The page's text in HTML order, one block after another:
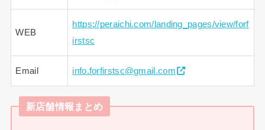
WEB
https://peraichi.com/landing_pages/view/forf
irstsc
Email info.forfirstsc@gmail.com
新店舗情報まとめ